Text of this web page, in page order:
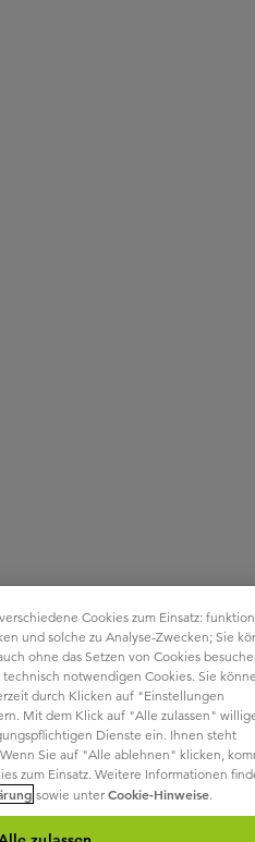
Cookies zum Einsatz:
und solche zu Analyse-Zwecken; Sie
ohne das Setzen von Cookies
notwendigen Cookies. Sie
durch Klicken auf "Einstellungen
Mit dem Klick auf "Alle zulassen"
Dienste ein. Ihnen steht
Sie auf "Alle ablehnen" klicken,
zum Einsatz. Weitere Informationen
sowie unterCookie-Hinweise.